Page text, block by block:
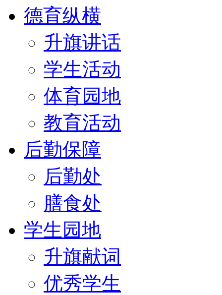
德育纵横
升旗讲话
学生活动
体育园地
教育活动
后勤保障
后勤处
膳食处
学生园地
升旗献词
优秀学生